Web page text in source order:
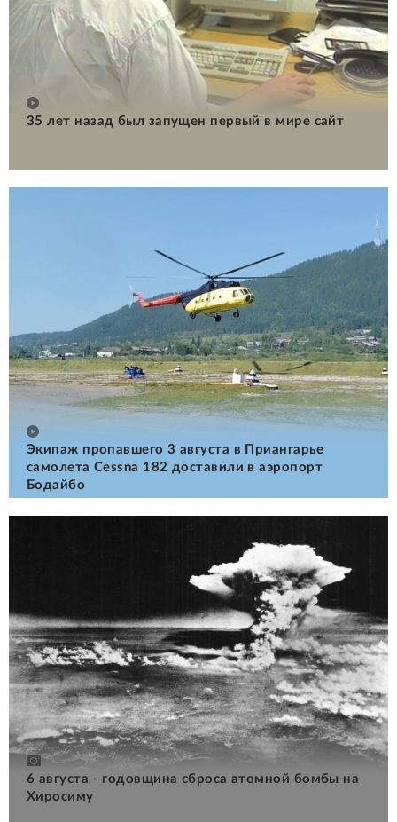
35 лет назад был запущен первый в мире сайт
Экипаж пропавшего 3 августа в Приангарье
самолета Cessna 182 доставили в аэропорт
Бодайбо
6 августа - годовщина сброса атомной бомбы на
Хиросиму